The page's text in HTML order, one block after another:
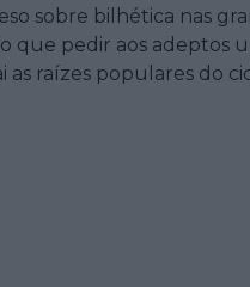
sobre bilhética nas
que pedir aos adeptos
as raízes populares do